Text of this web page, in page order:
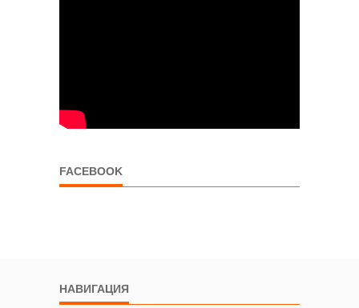
FACEBOOK
НАВИГАЦИЯ